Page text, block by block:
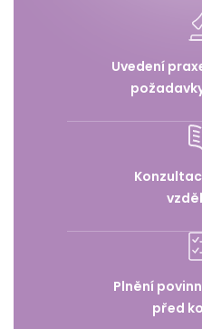
Uvedení
Plnění
před